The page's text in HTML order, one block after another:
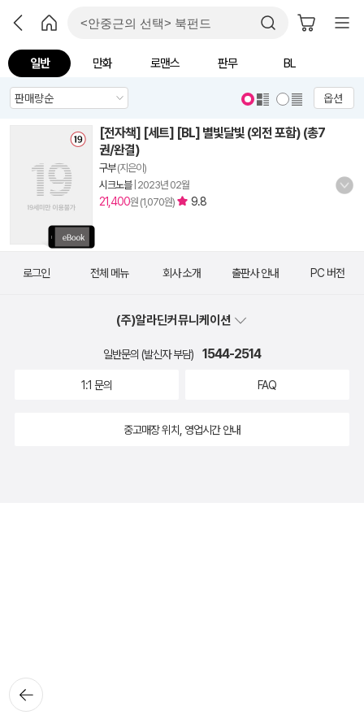
일반 만화 로맨스 판무 BL
옵션
[전자책] [세트] [BL] 별빛달빛 (외전 포함) (총7
권/완결)
구부(지은이)
시크노블| 2023년 02월
21,400원 (1,070원) 9.8
뒤로가
기
로그인 전체 메뉴 회사 소개 출판사 안내 PC 버전
(주)알라딘커뮤니케이션
일반문의 (발신자 부담) 1544-2514
1:1 문의 FAQ
중고매장 위치, 영업시간 안내